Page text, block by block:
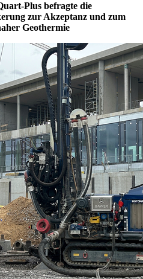
Plus befragte die
zur Akzeptanz und zum
Geothermie